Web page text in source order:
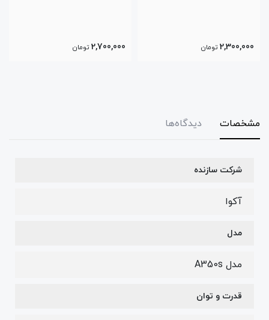
2,700,000
3,400,000
مشخصات دیدگاه‌ها
شرکت سازنده
آکوا
مدل
مدل A350s
قدرت و توان